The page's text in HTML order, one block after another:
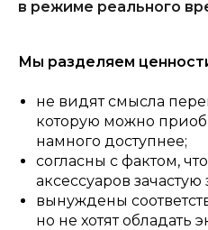
в режиме реального
Мы разделяем
не видят смысла
которую можно
намного доступнее;
согласны с фактом,
аксессуаров
вынуждены
но не хотят обладать